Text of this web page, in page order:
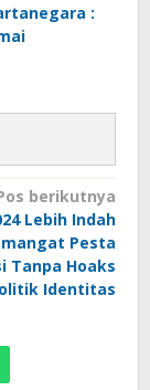
:
berikutnya
Lebih Indah
Pesta
Tanpa Hoaks
Identitas